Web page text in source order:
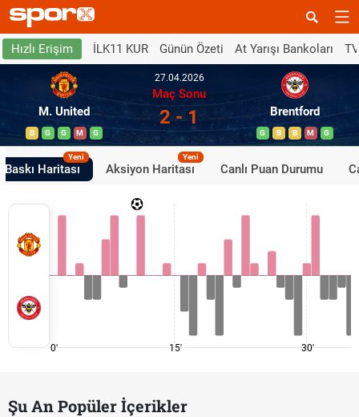
Hızlı Erişim İLK11 KUR Günün Özeti At Yarışı Bankoları
M. United
B G G M G
27.04.2026
Maç Sonu
2 - 1 Brentford
G B B M G
Baskı Haritası
Yeni
Aksiyon Haritası
Yeni
Canlı Puan Durumu
0' 15' 30'
Şu An Popüler İçerikler